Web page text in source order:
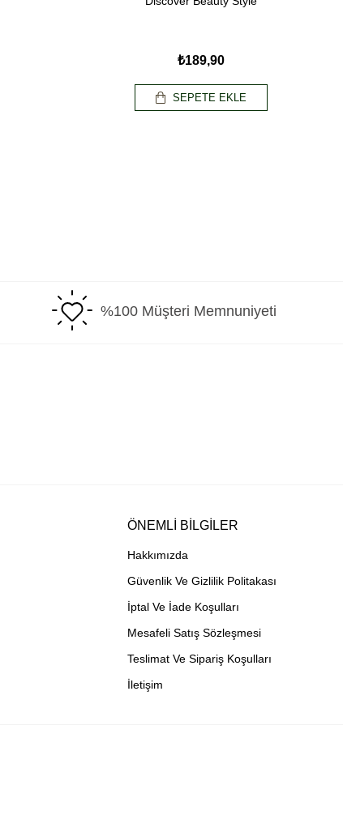
₺189,90
SEPETE EKLE
%100 Müşteri Memnuniyeti
ÖNEMLİ BİLGİLER
Hakkımızda
Güvenlik Ve Gizlilik Politakası
İptal Ve İade Koşulları
Mesafeli Satış Sözleşmesi
Teslimat Ve Sipariş Koşulları
İletişim